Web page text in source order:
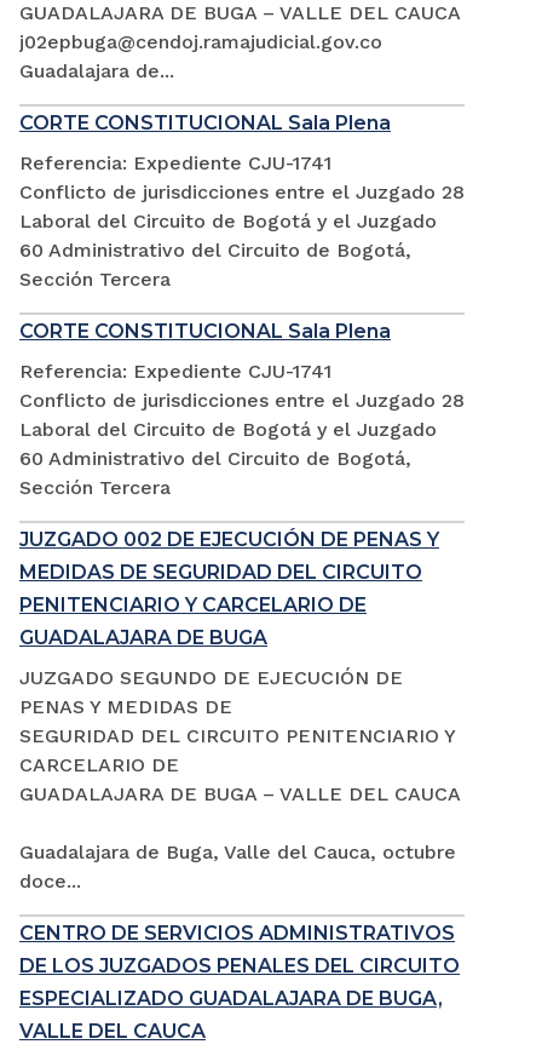
GUADALAJARA DE BUGA – VALLE DEL CAUCA
j02epbuga@cendoj.ramajudicial.gov.co
Guadalajara de...
CORTE CONSTITUCIONAL Sala Plena
Referencia: Expediente CJU-1741
Conflicto de jurisdicciones entre el Juzgado 28
Laboral del Circuito de Bogotá y el Juzgado
60 Administrativo del Circuito de Bogotá,
Sección Tercera
CORTE CONSTITUCIONAL Sala Plena
Referencia: Expediente CJU-1741
Conflicto de jurisdicciones entre el Juzgado 28
Laboral del Circuito de Bogotá y el Juzgado
60 Administrativo del Circuito de Bogotá,
Sección Tercera
JUZGADO 002 DE EJECUCIÓN DE PENAS Y
MEDIDAS DE SEGURIDAD DEL CIRCUITO
PENITENCIARIO Y CARCELARIO DE
GUADALAJARA DE BUGA
JUZGADO SEGUNDO DE EJECUCIÓN DE
PENAS Y MEDIDAS DE
SEGURIDAD DEL CIRCUITO PENITENCIARIO Y
CARCELARIO DE
GUADALAJARA DE BUGA – VALLE DEL CAUCA
Guadalajara de Buga, Valle del Cauca, octubre
doce...
CENTRO DE SERVICIOS ADMINISTRATIVOS
DE LOS JUZGADOS PENALES DEL CIRCUITO
ESPECIALIZADO GUADALAJARA DE BUGA,
VALLE DEL CAUCA